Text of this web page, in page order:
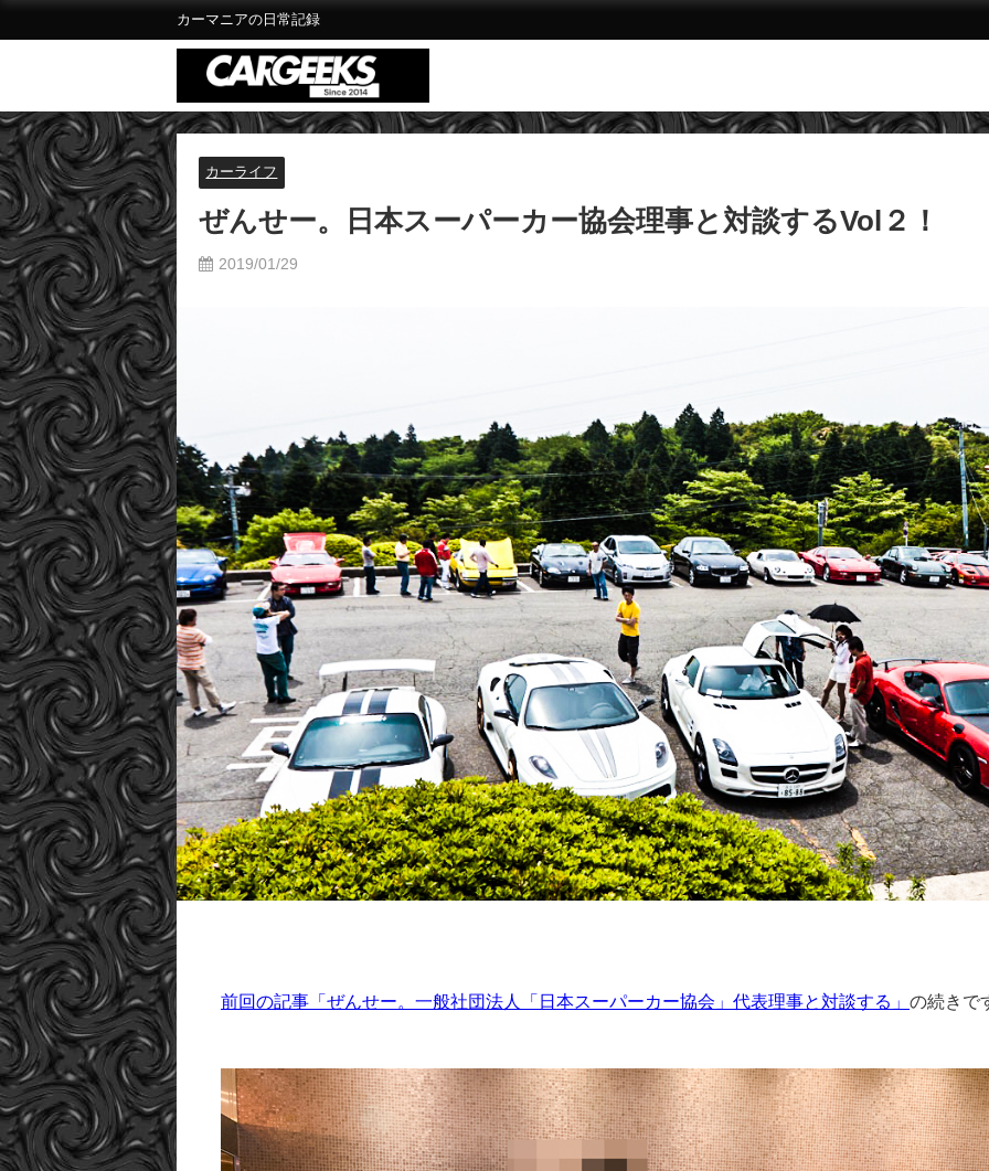
カーマニアの日常記録
カーライフ
ぜんせー。日本スーパーカー協会理事と対談するVol２！
2019/01/29
前回の記事「ぜんせー。一般社団法人「日本スーパーカー協会」代表理事と対談する」 の続きで